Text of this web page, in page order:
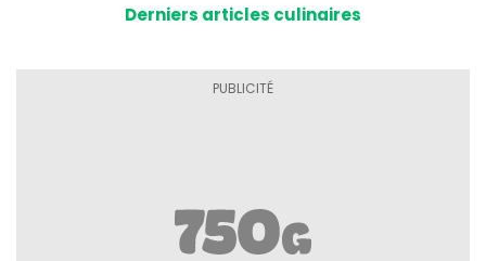
Derniers articles culinaires